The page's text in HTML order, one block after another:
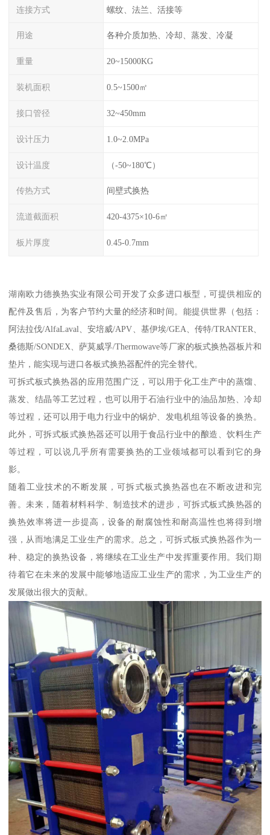
连接方式 螺纹、法兰、活接等
用途 各种介质加热、冷却、蒸发、冷凝
重量 20~15000KG
装机面积 0.5~1500㎡
接口管径 32~450mm
设计压力 1.0~2.0MPa
设计温度 （-50~180℃）
传热方式 间壁式换热
流道截面积 420-4375×10-6㎡
板片厚度 0.45-0.7mm
湖南欧力德换热实业有限公司开发了众多进口板型，可提供相应的
配件及售后，为客户节约大量的经济和时间。能提供世界（包括：
阿法拉伐/AlfaLaval、安培威/APV、基伊埃/GEA、传特/TRANTER、
桑德斯/SONDEX、萨莫威孚/Thermowave等厂家的板式换热器板片和
垫片，能实现与进口各板式换热器配件的完全替代。
可拆式板式换热器的应用范围广泛，可以用于化工生产中的蒸馏、
蒸发、结晶等工艺过程，也可以用于石油行业中的油品加热、冷却
等过程，还可以用于电力行业中的锅炉、发电机组等设备的换热。
此外，可拆式板式换热器还可以用于食品行业中的酿造、饮料生产
等过程，可以说几乎所有需要换热的工业领域都可以看到它的身
影。
随着工业技术的不断发展，可拆式板式换热器也在不断改进和完
善。未来，随着材料科学、制造技术的进步，可拆式板式换热器的
换热效率将进一步提高，设备的耐腐蚀性和耐高温性也将得到增
强，从而地满足工业生产的需求。总之，可拆式板式换热器作为一
种、稳定的换热设备，将继续在工业生产中发挥重要作用。我们期
待着它在未来的发展中能够地适应工业生产的需求，为工业生产的
发展做出很大的贡献。